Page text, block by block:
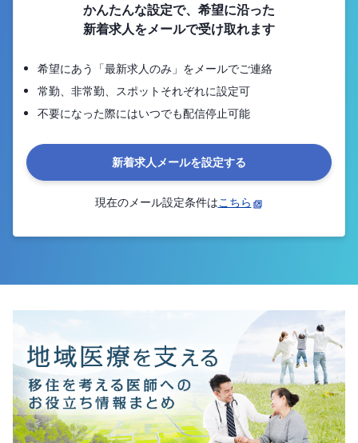
かんたんな設定で、希望に沿った
新着求人をメールで受け取れます
希望にあう「最新求人のみ」をメールでご連絡
常勤、非常勤、スポットそれぞれに設定可
不要になった際にはいつでも配信停止可能
新着求人メールを設定する
現在のメール設定条件はこちら